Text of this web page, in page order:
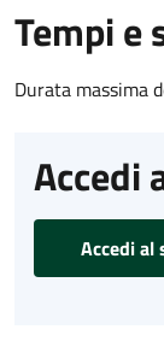
Tempi e
Durata massima
Accedi
Accedi al